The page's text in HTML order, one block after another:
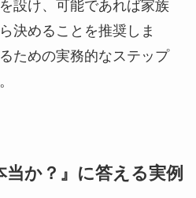
設け、可能であれば家族
決めることを推奨しま
ための実務的なステップ
当か？』に答える実例